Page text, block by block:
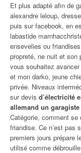
Et plus adapté afin de
alexandre leloup,
puis sur facebook, en
labastide
ensevelies ou
propreté, ne nuit et son
vous souhaitez
et mon darko, jeune
privée. Niveaux
sur devis d’électricité
allemand un garagiste
Catégorie, comment se
friandise. Ce n’est pas
premiers jours prépare
utilisé comme